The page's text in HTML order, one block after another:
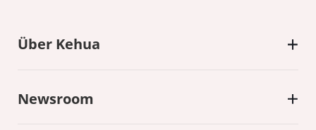
Über Kehua
Newsroom